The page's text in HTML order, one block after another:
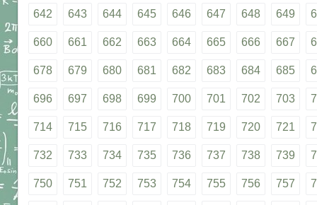
642 643 644 645 646 647 648 649
660 661 662 663 664 665 666 667
678 679 680 681 682 683 684 685
696 697 698 699 700 701 702 703
714 715 716 717 718 719 720 721
732 733 734 735 736 737 738 739
750 751 752 753 754 755 756 757